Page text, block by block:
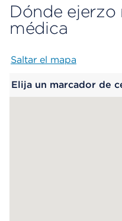
Dónde
médica
Saltar el mapa
Elija un marcador de